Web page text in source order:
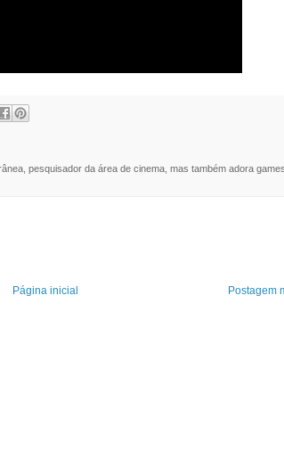
pesquisador da área de cinema, mas também adora
Postagem
Página inicial